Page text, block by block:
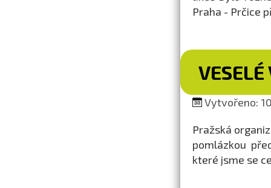
Praha - Prčice
VESELÉ
Vytvořeno:
Pražská
pomlázkou
které jsme se